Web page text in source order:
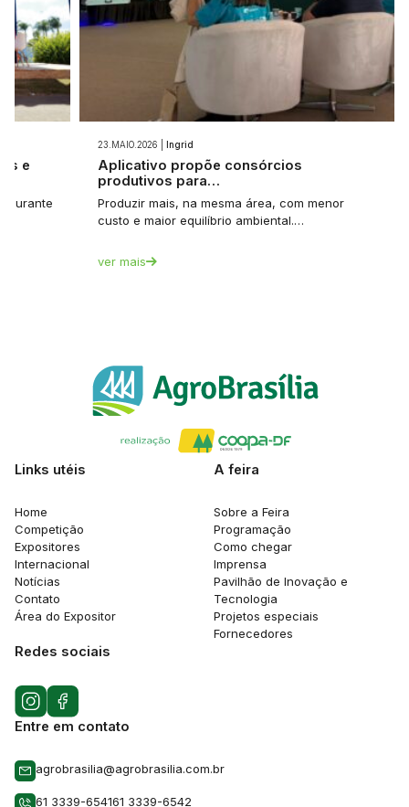
e
durante
23.MAIO.2026 | Ingrid
Aplicativo propõe consórcios
produtivos para…
Produzir mais, na mesma área, com menor
custo e maior equilíbrio ambiental.…
ver mais
Links utéis
Home
Competição
Expositores
Internacional
Notícias
Contato
Área do Expositor
A feira
Sobre a Feira
Programação
Como chegar
Imprensa
Pavilhão de Inovação e
Tecnologia
Projetos especiais
Fornecedores
Redes sociais
Entre em contato
agrobrasilia@agrobrasilia.com.br
61 3339-654161 3339-6542